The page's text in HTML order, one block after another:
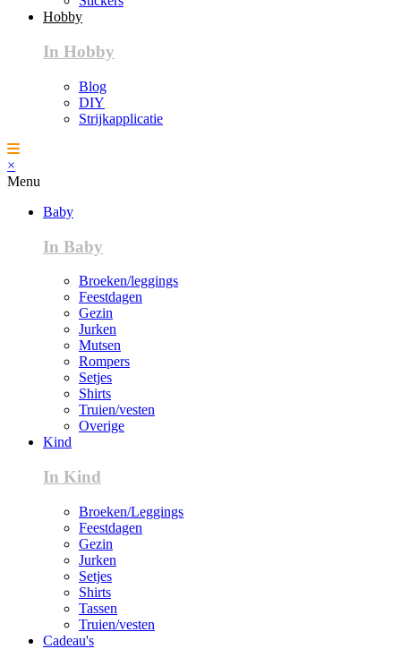
Hobby
In Hobby
Blog
DIY
Strijkapplicatie
×
Menu
Baby
In Baby
Broeken/leggings
Feestdagen
Gezin
Jurken
Mutsen
Rompers
Setjes
Shirts
Truien/vesten
Overige
Kind
In Kind
Broeken/Leggings
Feestdagen
Gezin
Jurken
Setjes
Shirts
Tassen
Truien/vesten
Cadeau's